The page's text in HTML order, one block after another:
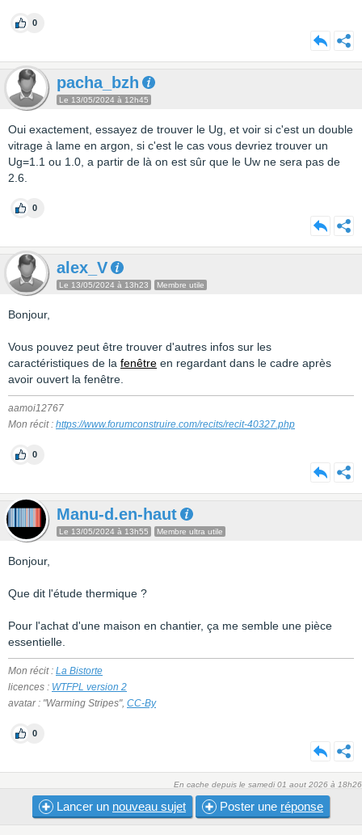
0
pacha_bzh
Le 13/05/2024 à 12h45
Oui exactement, essayez de trouver le Ug, et voir si c'est un double
vitrage à lame en argon, si c'est le cas vous devriez trouver un
Ug=1.1 ou 1.0, a partir de là on est sûr que le Uw ne sera pas de
2.6.
0
alex_V
Le 13/05/2024 à 13h23 Membre utile
Bonjour,
Vous pouvez peut être trouver d'autres infos sur les
caractéristiques de la fenêtre en regardant dans le cadre après
avoir ouvert la fenêtre.
aamoi12767
Mon récit : https://www.forumconstruire.com/recits/recit-40327.php
0
Manu-d.en-haut
Le 13/05/2024 à 13h55 Membre ultra utile
Bonjour,
Que dit l'étude thermique ?
Pour l'achat d'une maison en chantier, ça me semble une pièce
essentielle.
Mon récit : La Bistorte
licences : WTFPL version 2
avatar : "Warming Stripes", CC-By
0
En cache depuis le samedi 01 aout 2026 à 18h26
Lancer un nouveau sujet Poster une réponse